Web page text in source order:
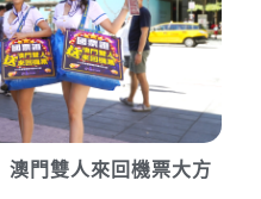
門雙人來回機票大方